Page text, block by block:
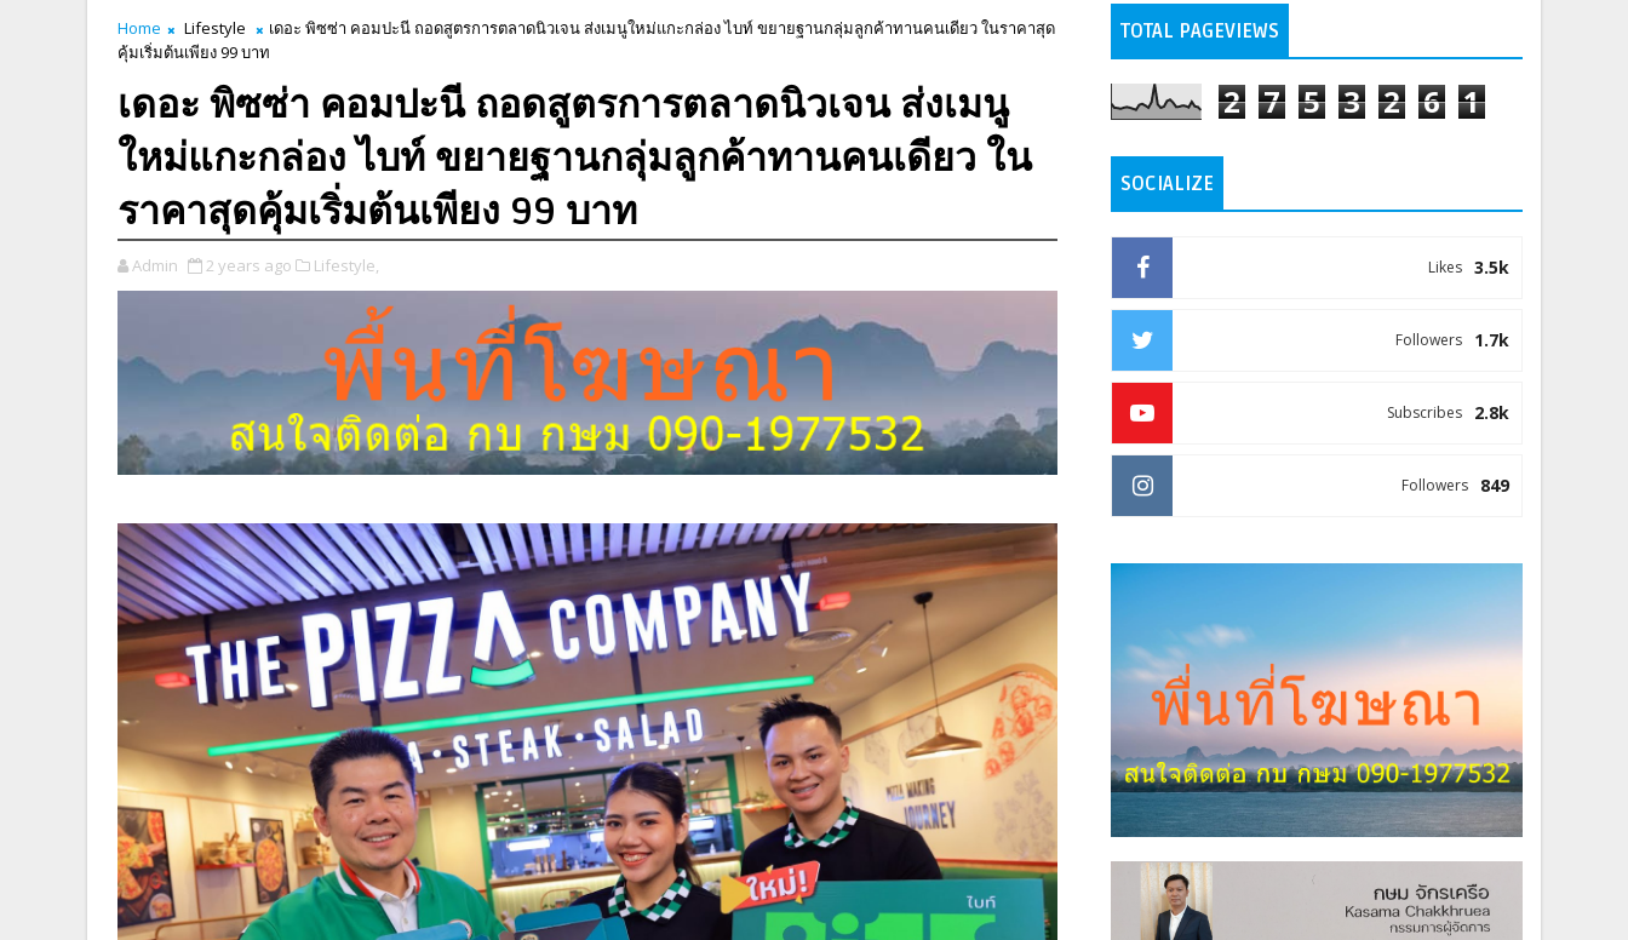
Home Lifestyle
เดอะ พิซซ่า คอมปะนี ถอดสูตรการตลาดนิวเจน ส่งเมนูใหม่แกะกล่อง ไบท์ ขยายฐานกลุ่มลูกค้าทานคนเดียว ในราคาสุด
คุ้มเริ่มต้นเพียง 99 บาท
เดอะ พิซซ่า คอมปะนี ถอดสูตรการตลาดนิวเจน ส่งเมนู
ใหม่แกะกล่อง ไบท์ ขยายฐานกลุ่มลูกค้าทานคนเดียว ใน
ราคาสุดคุ้มเริ่มต้นเพียง 99 บาท
Admin 2 years ago Lifestyle,
TOTAL PAGEVIEWS
2 7 5 3 2 6 1
SOCIALIZE
3.5k
Likes
1.7k
Followers
2.8k
Subscribes
849
Followers